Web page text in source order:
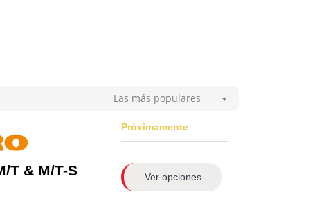
Las más populares
T & M/T-S
Próximamente
Ver opciones